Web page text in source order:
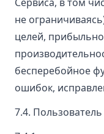
не
целей,
бесперебойное
ошибок,
7.4. Пользователь